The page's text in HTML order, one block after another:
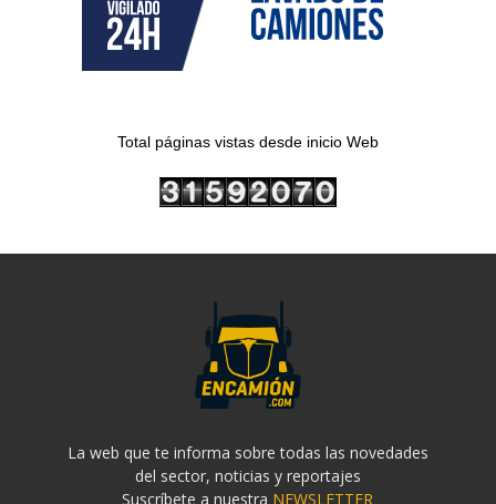
Total páginas vistas desde inicio Web
La web que te informa sobre todas las novedades
del sector, noticias y reportajes
Suscríbete a nuestra NEWSLETTER